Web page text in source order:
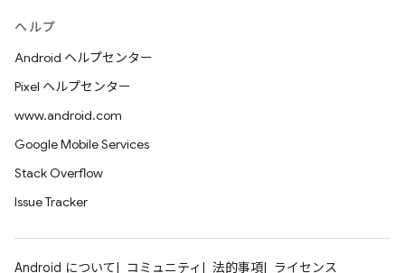
ヘルプ
Android ヘルプセンター
Pixel ヘルプセンター
www.android.com
Google Mobile Services
Stack Overflow
Issue Tracker
Android について コミュニティ 法的事項 ライセンス